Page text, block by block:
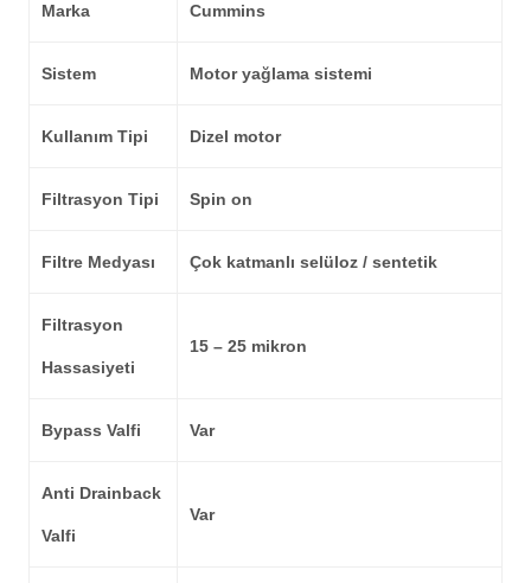
Marka Cummins
Sistem Motor yağlama sistemi
Kullanım Tipi Dizel motor
Filtrasyon Tipi Spin on
Filtre Medyası Çok katmanlı selüloz / sentetik
Filtrasyon
Hassasiyeti
15 – 25 mikron
Bypass Valfi Var
Anti Drainback
Valfi
Var